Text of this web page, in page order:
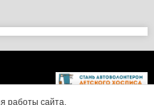
работы сайта.